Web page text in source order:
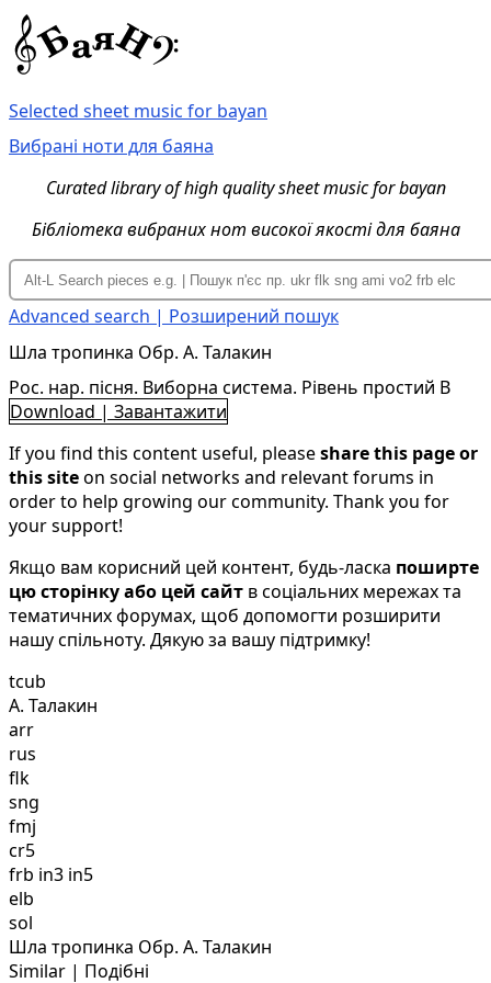
Selected sheet music for bayan
Вибрані ноти для баяна
Curated library of high quality sheet music for bayan
Бібліотека вибраних нот високої якості для баяна
Advanced search | Розширений пошук
Шла тропинка Обр. А. Талакин
Рос. нар. пісня. Виборна система. Рівень простий B
Download | Завантажити
If you find this content useful, pleaseshare this page or
this siteon social networks and relevant forums in
order to help growing our community. Thank you for
your support!
Якщо вам корисний цей контент, будь-ласка поширте
цю сторінку або цей сайт в соціальних мережах та
тематичних форумах, щоб допомогти розширити
нашу спільноту. Дякую за вашу підтримку!
tcub
А. Талакин
arr
rus
flk
sng
fmj
cr5
frb in3 in5
elb
sol
Шла тропинка Обр. А. Талакин
Similar | Подібні